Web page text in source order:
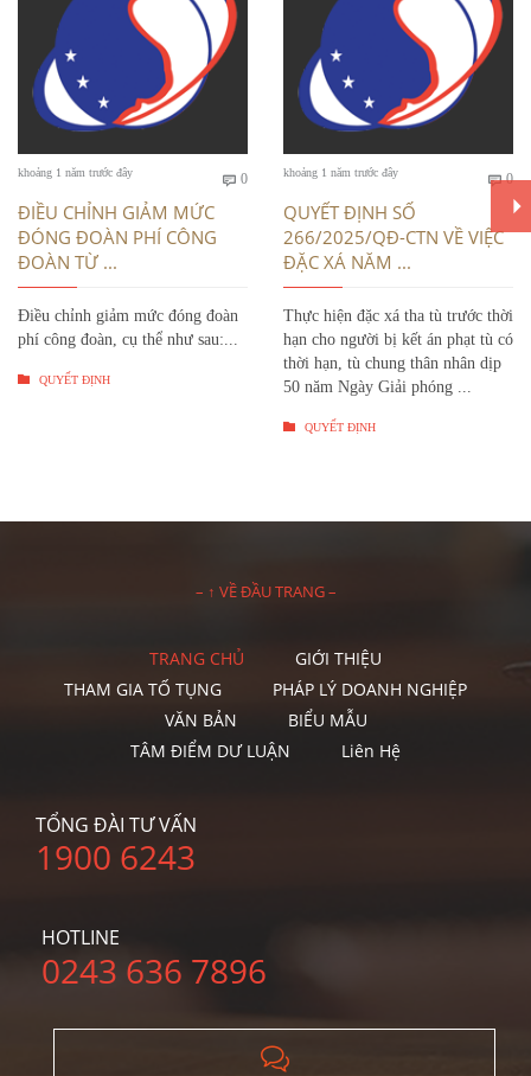
khoảng 1 năm trước đây
 0Bình
ĐIỀU CHỈNH GIẢM MỨC
ĐÓNG ĐOÀN PHÍ CÔNG
ĐOÀN TỪ ...
Điều chỉnh giảm mức đóng đoàn
phí công đoàn, cụ thể như sau:...
 QUYẾT ĐỊNH
khoảng 1 năm trước đây
 0
QUYẾT ĐỊNH SỐ
266/2025/QĐ-CTN VỀ VIỆC
ĐẶC XÁ NĂM ...
Thực hiện đặc xá tha tù trước thời
hạn cho người bị kết án phạt tù có
thời hạn, tù chung thân nhân dịp
50 năm Ngày Giải phóng ...
 QUYẾT ĐỊNH
– ↑ VỀ ĐẦU TRANG –
TRANG CHỦ
GIỚI THIỆU
THAM GIA TỐ TỤNG
PHÁP LÝ DOANH NGHIỆP
VĂN BẢN
BIỂU MẪU
TÂM ĐIỂM DƯ LUẬN
Liên Hệ
TỔNG ĐÀI TƯ VẤN
1900 6243
HOTLINE
0243 636 7896
